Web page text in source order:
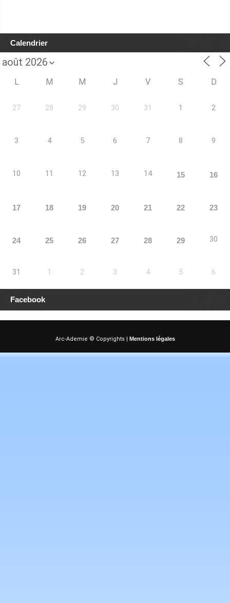
Calendrier
L M M J V S D
27 28 29 30 31 1 2
3 4 5 6 7 8 9
10 11 12 13 14 15 16
17 18 19 20 21 22 23
24 25 26 27 28 29 30
31 1 2 3 4 5 6
Facebook
Arc-Ademie © Copyrights | Mentions légales